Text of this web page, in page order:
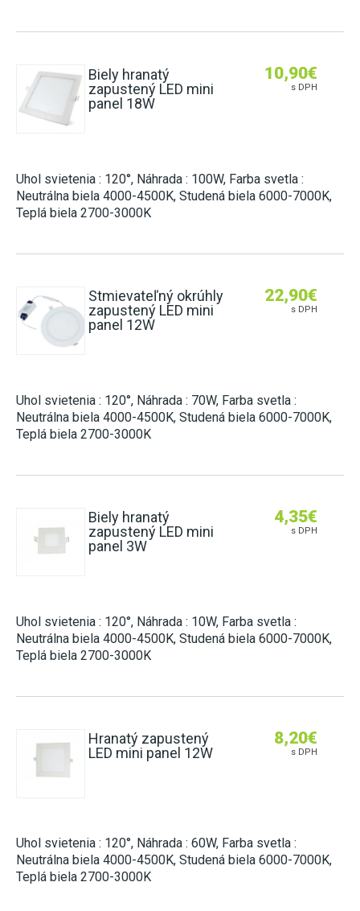
Biely hranatý
zapustený LED mini
panel 18W
10,90€
s DPH
Uhol svietenia : 120°, Náhrada : 100W, Farba svetla :
Neutrálna biela 4000-4500K, Studená biela 6000-7000K,
Teplá biela 2700-3000K
Stmievateľný okrúhly
zapustený LED mini
panel 12W
22,90€
s DPH
Uhol svietenia : 120°, Náhrada : 70W, Farba svetla :
Neutrálna biela 4000-4500K, Studená biela 6000-7000K,
Teplá biela 2700-3000K
Biely hranatý
zapustený LED mini
panel 3W
4,35€
s DPH
Uhol svietenia : 120°, Náhrada : 10W, Farba svetla :
Neutrálna biela 4000-4500K, Studená biela 6000-7000K,
Teplá biela 2700-3000K
Hranatý zapustený
LED mini panel 12W
8,20€
s DPH
Uhol svietenia : 120°, Náhrada : 60W, Farba svetla :
Neutrálna biela 4000-4500K, Studená biela 6000-7000K,
Teplá biela 2700-3000K